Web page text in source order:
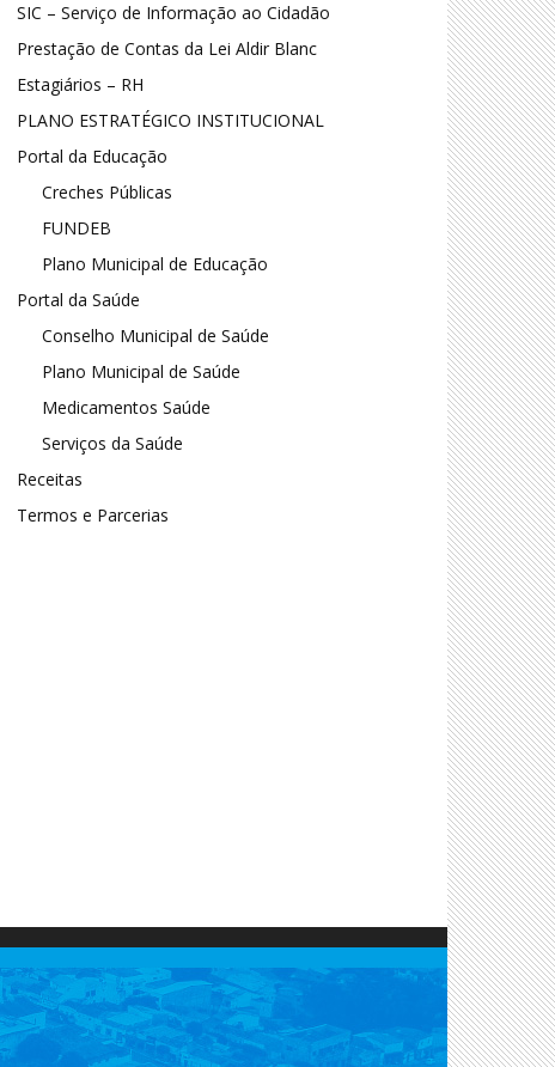
SIC – Serviço de Informação ao Cidadão
Prestação de Contas da Lei Aldir Blanc
Estagiários – RH
PLANO ESTRATÉGICO INSTITUCIONAL
Portal da Educação
Creches Públicas
FUNDEB
Plano Municipal de Educação
Portal da Saúde
Conselho Municipal de Saúde
Plano Municipal de Saúde
Medicamentos Saúde
Serviços da Saúde
Receitas
Termos e Parcerias